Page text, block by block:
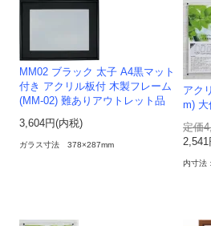
MM02 ブラック 太子 A4黒マット
付き アクリル板付 木製フレーム
(MM-02) 難ありアウトレット品
3,604円(内税)
ガラス寸法 378×287mm
アク
m) 大
定価
2,541
内寸法